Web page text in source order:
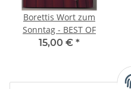
Borettis Wort zum
Sonntag - BEST OF
15,00 € *